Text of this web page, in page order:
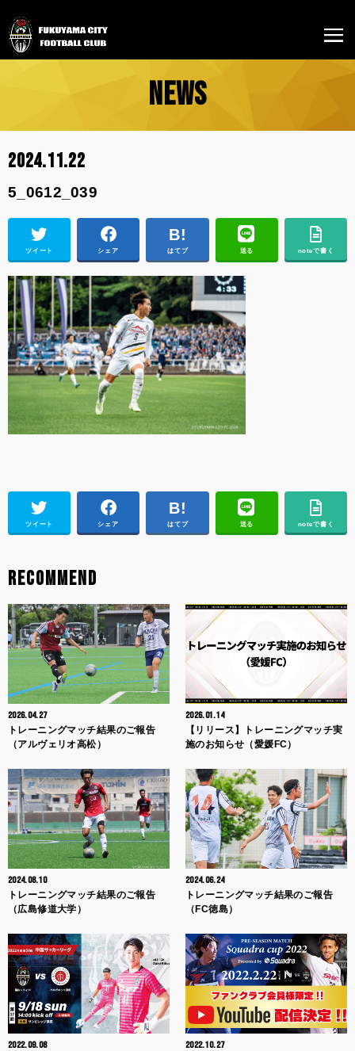
NEWS
2024.11.22
5_0612_039
ツイート シェア はてブ 送る noteで書く
ツイート シェア はてブ 送る noteで書く
RECOMMEND
2026.04.27
トレーニングマッチ結果のご報告
（アルヴェリオ高松）
2026.01.14
【リリース】トレーニングマッチ実
施のお知らせ（愛媛FC）
2024.08.10
トレーニングマッチ結果のご報告
（広島修道大学）
2024.06.24
トレーニングマッチ結果のご報告
（FC徳島）
2022.09.08 2022.10.27